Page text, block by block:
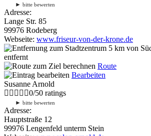
► bitte bewerten
Adresse:
Lange Str. 85
99976 Rodeberg
Webseite: www.friseur-von-der-krone.de
5 km von
entfernt
Route
Bearbeiten
Susanne Arnold
0/50 ratings
► bitte bewerten
Adresse:
Hauptstraße 12
99976 Lengenfeld unterm Stein